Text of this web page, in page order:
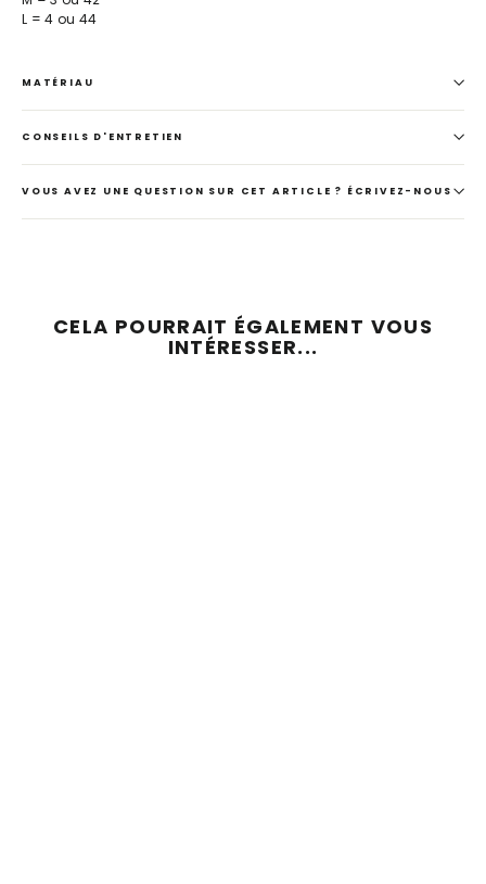
L = 4 ou 44
MATÉRIAU
CONSEILS D'ENTRETIEN
VOUS AVEZ UNE QUESTION SUR CET ARTICLE ? ÉCRIVEZ-NOUS
CELA POURRAIT ÉGALEMENT VOUS
INTÉRESSER...